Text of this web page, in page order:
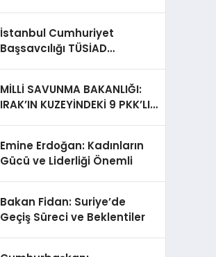
İstanbul Cumhuriyet
Başsavcılığı TÜSİAD
MİLLİ SAVUNMA BAKANLIĞI:
IRAK’IN KUZEYİNDEKİ 9 PKK’LI
Emine Erdoğan: Kadınların
Gücü ve Liderliği Önemli
Bakan Fidan: Suriye’de
Geçiş Süreci ve Beklentiler